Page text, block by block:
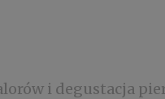
i degustacja